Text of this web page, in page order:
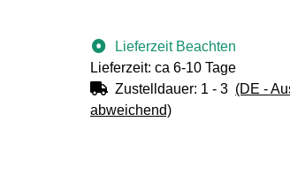
Lieferzeit Beachten
Lieferzeit: ca 6-10 Tage
Zustelldauer: 1 - 3 (DE -
abweichend)